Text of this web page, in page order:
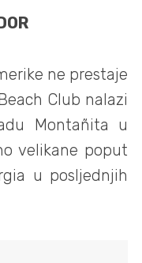
ne prestaje
Club nalazi
Montañita u
velikane poput
u posljednjih